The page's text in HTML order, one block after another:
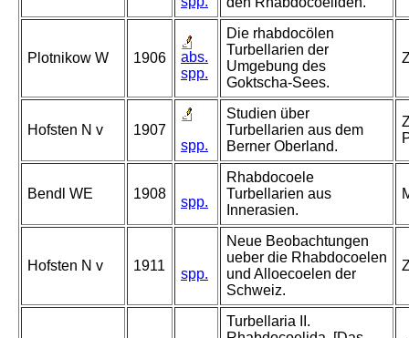
Plotnikow W 1906
abs.
spp.
Die rhabdocölen
Turbellarien der
Umgebung des
Goktscha-Sees.
Hofsten N v
1907
spp.
Studien über
Turbellarien aus dem
Berner Oberland.
Bendl WE 1908
spp.
Rhabdocoele
Turbellarien aus
Innerasien.
Hofsten N v 1911
spp.
Neue Beobachtungen
ueber die Rhabdocoelen
und Alloecoelen der
Schweiz.
Turbellaria II.